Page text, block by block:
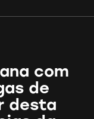
com
de
desta